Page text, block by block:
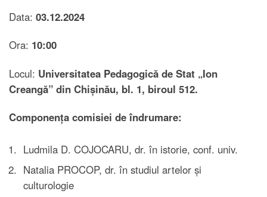
Data: 03.12.2024
Ora: 10:00
Locul: Universitatea Pedagogică de Stat „Ion
Creangă” din Chișinău, bl. 1, biroul 512.
Componența comisiei de îndrumare:
Ludmila D. COJOCARU, dr. în istorie, conf. univ.
Natalia PROCOP, dr. în studiul artelor și
culturologie